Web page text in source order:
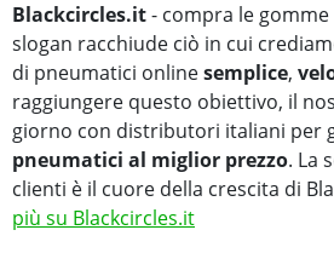
Blackcircles.it- compra le
slogan racchiude ciò in cui
di pneumatici onlinesemplice,
raggiungere questo obiettivo, il
giorno con distributori italiani per
pneumatici al miglior prezzo. La
clienti è il cuore della crescita di
più su Blackcircles.it